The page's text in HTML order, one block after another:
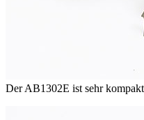
Der AB1302E ist sehr